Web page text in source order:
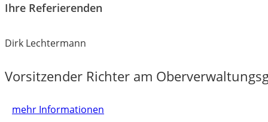
Ihre Referierenden
Dirk Lechtermann
Vorsitzender Richter am
mehr Informationen